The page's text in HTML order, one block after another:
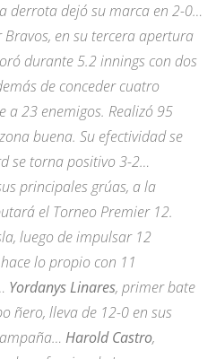
derrota dejó su marca en 2-0…
Bravos, en su tercera apertura
durante 5.2 innings con dos
de conceder cuatro
a 23 enemigos. Realizó 95
buena. Su efectividad se
se torna positivo 3-2…
principales grúas, a la
el Torneo Premier 12.
luego de impulsar 12
hace lo propio con 11
Yordanys Linares, primer bate
ñero, lleva de 12-0 en sus
Harold Castro,